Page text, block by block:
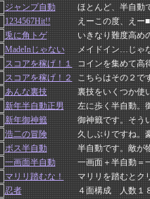
ジャンプ自動
ほとんど、半自動
1234567Hit!!
えーこの度、えー
兎に角トゲ
いきなり難度高め
MadeInじゃない
メイドイン…じゃ
スコアを稼げ！１
コインを集めて高
スコアを稼げ！２
こちらはその２で
あんな裏技
裏技をいくつか使
新年半自動正男
左に歩く半自動。
新年御神籤
御神籤です。そう
浩二の冒険
久しぶりですね。
ボス半自動
半自動です。敵が
一画面半自動
一画面＋半自動＝
マリリ踏むな！
マリリを踏むとク
忍者
４面構成 人数１